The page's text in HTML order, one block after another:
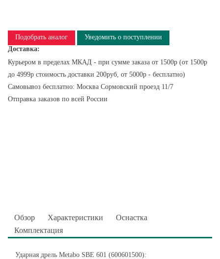
Подобрать аналог
Уведомить о поступлении
Доставка:
Курьером в пределах МКАД - при сумме заказа от 1500р (от 1500р
до 4999р стоимость доставки 200руб, от 5000р - бесплатно)
Самовывоз бесплатно: Москва Сормовский проезд 11/7
Отправка заказов по всей России
Обзор Характеристики
Оснастка
Комплектация
Ударная дрель Metabo SBE 601 (600601500):